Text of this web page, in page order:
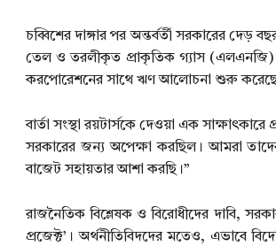
চব্বিশের দাঙ্গার পর অন্তর্বর্তী সরকারের
তেল ও তরলীকৃত প্রাকৃতিক গ্যাস (এলএনজি)
করপোরেশনের সাথে ঋণ আলোচনা শুরু
বার্তা সংস্থা রয়টার্সকে দেওয়া এক
সরকারের জন্য অপেক্ষা করছিল। আমরা
বাজেট সহায়তার আশা করছি।”
রাজনৈতিক বিশ্লেষক ও বিরোধীদের দাবি,
প্রজেক্ট’। অর্থনীতিবিদদের মতেও, এভাবে